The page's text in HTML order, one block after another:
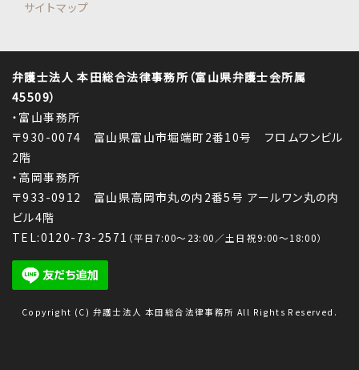
サイトマップ
弁護士法人 本田総合法律事務所（富山県弁護士会所属
45509）
・富山事務所
〒930-0074 富山県富山市堀端町2番10号 フロムワンビル
2階
・高岡事務所
〒933-0912 富山県高岡市丸の内2番5号 アールワン丸の内
ビル4階
TEL:0120-73-2571 （平日7:00～23:00／土日祝9:00～18:00）
Copyright (C) 弁護士法人 本田総合法律事務所 All Rights Reserved.